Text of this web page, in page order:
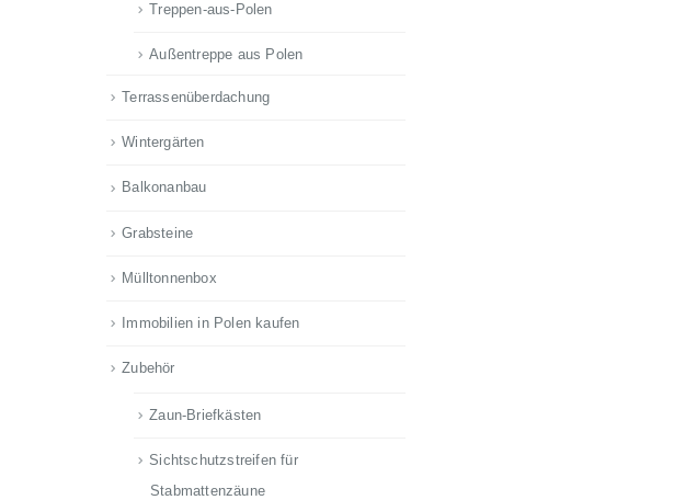
Treppen-aus-Polen
Außentreppe aus Polen
Terrassenüberdachung
Wintergärten
Balkonanbau
Grabsteine
Mülltonnenbox
Immobilien in Polen kaufen
Zubehör
Zaun-Briefkästen
Sichtschutzstreifen für
Stabmattenzäune